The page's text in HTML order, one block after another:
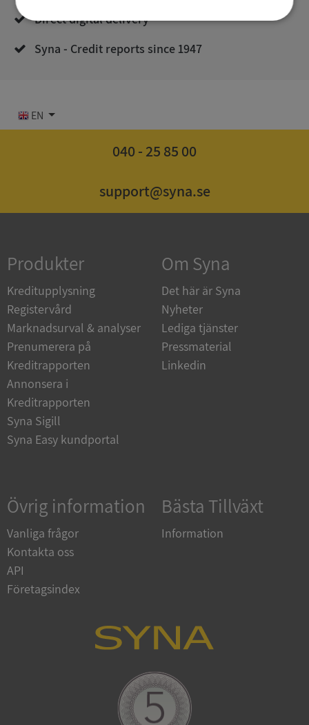
Direct digital delivery
Syna - Credit reports since 1947
EN
040 - 25 85 00
support@syna.se
Produkter
Kreditupplysning
Registervård
Marknadsurval & analyser
Prenumerera på
Kreditrapporten
Annonsera i
Kreditrapporten
Syna Sigill
Syna Easy kundportal
Om Syna
Det här är Syna
Nyheter
Lediga tjänster
Pressmaterial
Linkedin
Övrig information
Vanliga frågor
Kontakta oss
API
Företagsindex
Bästa Tillväxt
Information
Strikt
Prestanda Inriktning
Funktioner
Oklassificerade
användas ordentligt utan strikt nödvändiga cookies.
Namn
Leverantör
Domän
__RequestVerificationToken
Microsoft
Corporation
de.syna.se
VISITOR_PRIVACY_METADATA
YouTube
.youtube.com
ASP.NET_SessionId
Microsoft